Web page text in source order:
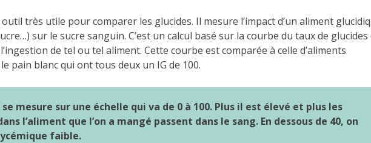
outil très utile pour comparer les glucides. Il mesure l’impact d’un aliment
sur le sucre sanguin. C’est un calcul basé sur la courbe du taux de glucides
de tel ou tel aliment. Cette courbe est comparée à celle d’aliments
pain blanc qui ont tous deux un IG de 100.
mesure sur une échelle qui va de 0 à 100. Plus il est élevé et plus les
l’aliment que l’on a mangé passent dans le sang. En dessous de 40, on
faible.